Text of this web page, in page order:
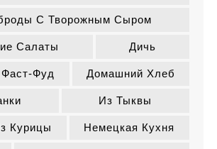
С Творожным Сыром
Салаты Дичь
Фуд Домашний Хлеб
Из Тыквы
Курицы Немецкая Кухня